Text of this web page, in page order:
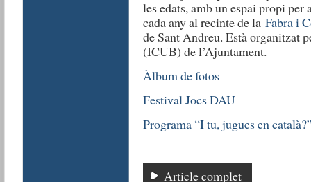
les edats, amb un espai propi
cada any al recinte de la Fabra i
de Sant Andreu. Està organitzat
(ICUB) de l’Ajuntament.
Àlbum de fotos
Festival Jocs DAU
Programa “I tu, jugues en
Article complet